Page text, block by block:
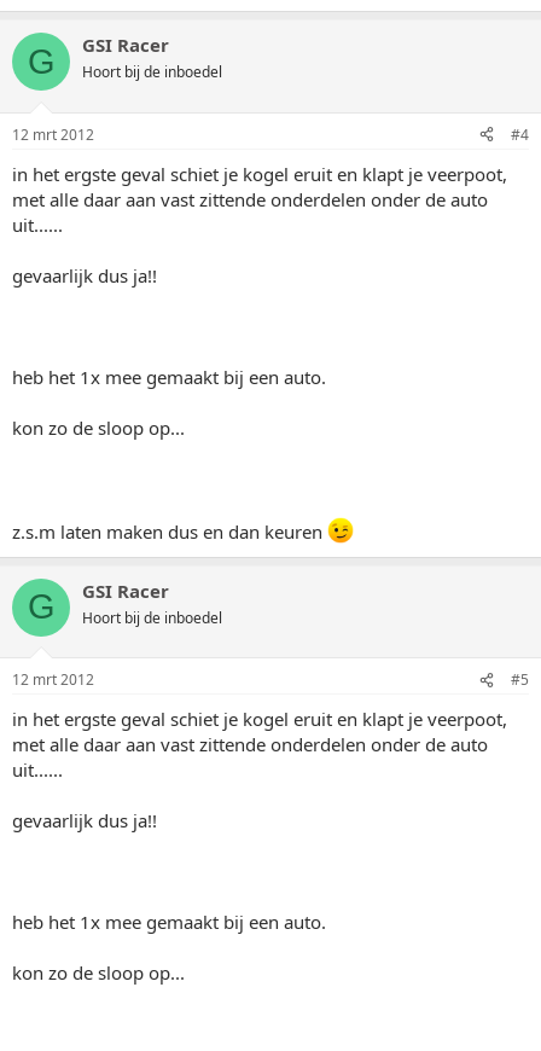
G GSI Racer
Hoort bij de inboedel
12 mrt 2012 #4
in het ergste geval schiet je kogel eruit en klapt je veerpoot,
met alle daar aan vast zittende onderdelen onder de auto
uit......
gevaarlijk dus ja!!
heb het 1x mee gemaakt bij een auto.
kon zo de sloop op...
z.s.m laten maken dus en dan keuren
G GSI Racer
Hoort bij de inboedel
12 mrt 2012 #5
in het ergste geval schiet je kogel eruit en klapt je veerpoot,
met alle daar aan vast zittende onderdelen onder de auto
uit......
gevaarlijk dus ja!!
heb het 1x mee gemaakt bij een auto.
kon zo de sloop op...